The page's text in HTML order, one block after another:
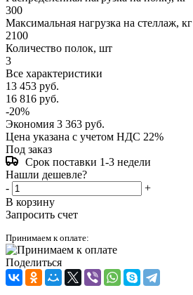
300
Максимальная нагрузка на стеллаж, кг
2100
Количество полок, шт
3
Все характеристики
13 453 руб.
16 816 руб.
-20%
Экономия 3 363 руб.
Цена указана с учетом НДС 22%
Под заказ
Срок поставки 1-3 недели
Нашли дешевле?
-
+
В корзину
Запросить счет
Принимаем к оплате:
Поделиться